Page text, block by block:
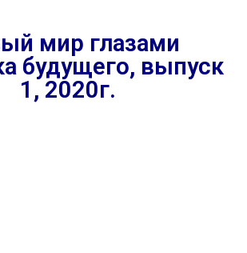
мир глазами
будущего, выпуск
1, 2020г.